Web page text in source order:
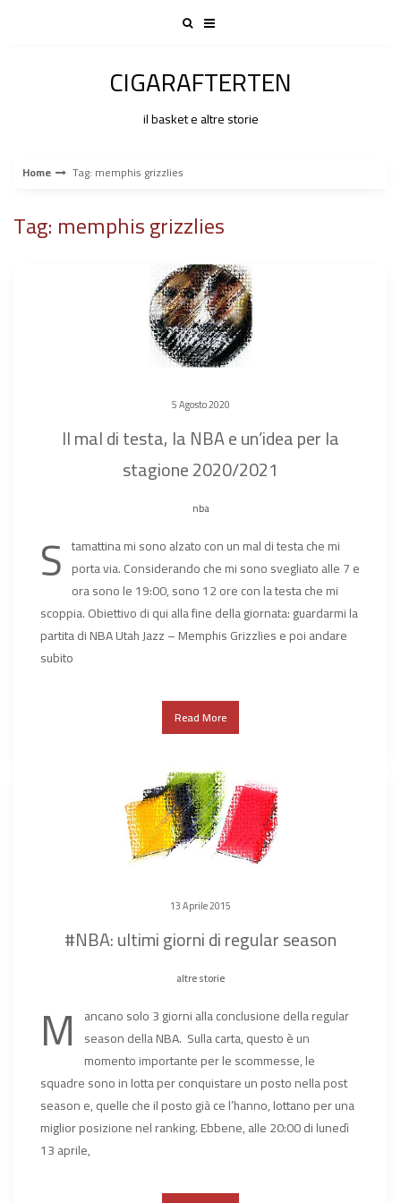
CIGARAFTERTEN
il basket e altre storie
Home Tag: memphis grizzlies
Tag: memphis grizzlies
5 Agosto 2020
Il mal di testa, la NBA e un’idea per la
stagione 2020/2021
nba
S tamattina mi sono alzato con un mal di testa che mi
porta via. Considerando che mi sono svegliato alle 7 e
ora sono le 19:00, sono 12 ore con la testa che mi
scoppia. Obiettivo di qui alla fine della giornata: guardarmi la
partita di NBA Utah Jazz – Memphis Grizzlies e poi andare
subito
Read More
13 Aprile 2015
#NBA: ultimi giorni di regular season
altre storie
M ancano solo 3 giorni alla conclusione della regular
season della NBA. Sulla carta, questo è un
momento importante per le scommesse, le
squadre sono in lotta per conquistare un posto nella post
season e, quelle che il posto già ce l’hanno, lottano per una
miglior posizione nel ranking. Ebbene, alle 20:00 di lunedì
13 aprile,